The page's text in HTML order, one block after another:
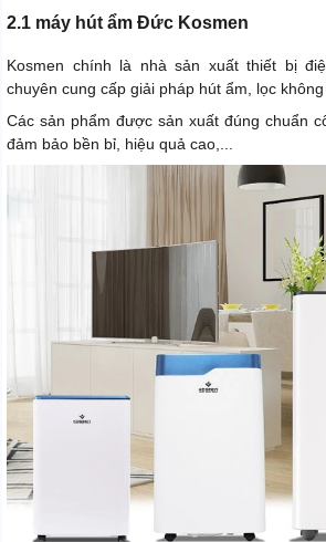
2.1 máy hút ẩm Đức Kosmen
Kosmen chính là nhà sản xuất thiết bị
chuyên cung cấp giải pháp hút ẩm, lọc
Các sản phẩm được sản xuất đúng chuẩn
đảm bảo bền bỉ, hiệu quả cao,...